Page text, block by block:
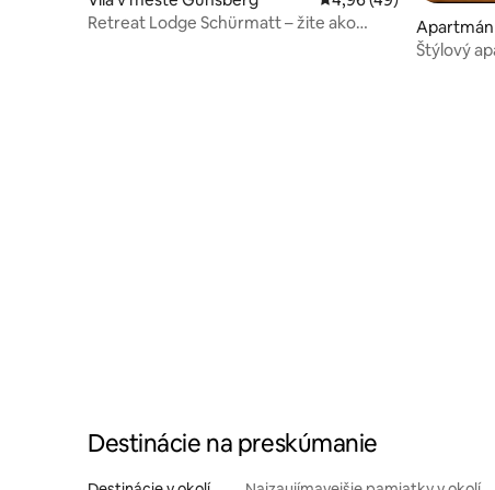
Retreat Lodge Schürmatt – žite ako
Štýlový
Destinácie na preskúmanie